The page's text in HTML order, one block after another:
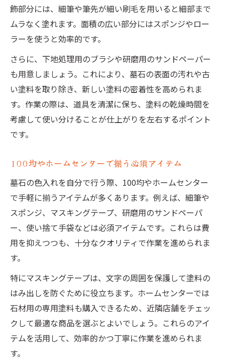
飾部分には、細筆や筆先が細い刷毛を用いると細部まで
ムラなく塗れます。面積の広い部分にはスポンジやロー
ラーを使うと効率的です。
さらに、下地処理用のブラシや研磨用のサンドペーパー
も用意しましょう。これにより、墓石の表面の汚れや古
い塗料を取り除き、新しい塗料の密着性を高められま
す。作業の際は、道具を清潔に保ち、塗料の乾燥時間を
考慮して使い分けることが仕上がりを左右するポイント
です。
100均やホームセンターで揃う必須アイテム
墓石の色入れを自分で行う際、100均やホームセンター
で手軽に揃うアイテムが多くあります。例えば、細筆や
スポンジ、マスキングテープ、研磨用のサンドペーパ
ー、使い捨て手袋などは必須アイテムです。これらは費
用を抑えつつも、十分なクオリティで作業を進められま
す。
特にマスキングテープは、文字の周囲を保護して塗料の
はみ出しを防ぐために役立ちます。ホームセンターでは
石材用の専用塗料も購入できるため、近隣店舗をチェッ
クして最適な商品を選ぶとよいでしょう。これらのアイ
テムを活用して、効率的かつ丁寧に作業を進められま
す。